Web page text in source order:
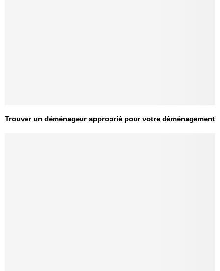
Trouver un déménageur approprié pour votre déménagement